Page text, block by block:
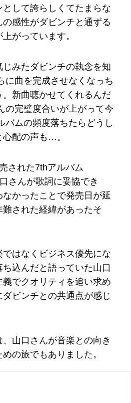
して誇らしくてたまらな
感性がダビンチと通ずる
がっています。
みたダビンチの執念を知
に曲を完成させなくなっち
。新曲聴かせてくれるんだ
の完璧度合いが上がって今
バムの頻度落ちたらどうし
配の声も…。
された7thアルバム
さんが歌詞に妥協でき
かったことで発売日が延
された経緯があったそ
はなくビジネス優先にな
込んだと語っていた山口
でクオリティを追い求め
ビンチとの共通点が感じ
山口さんが音楽との向き
の旅でもありました。